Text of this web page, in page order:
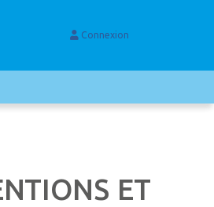
Connexion
ET